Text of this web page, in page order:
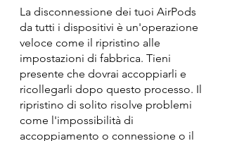
La disconnessione dei tuoi AirPods
da tutti i dispositivi è un'operazione
veloce come il ripristino alle
impostazioni di fabbrica. Tieni
presente che dovrai accoppiarli e
ricollegarli dopo questo processo. Il
ripristino di solito risolve problemi
come l'impossibilità di
accoppiamento o connessione o il